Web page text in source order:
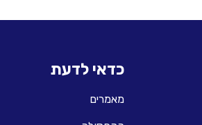
כדאי לדעת
מאמרים